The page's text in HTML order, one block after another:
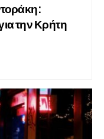
την Κρήτη